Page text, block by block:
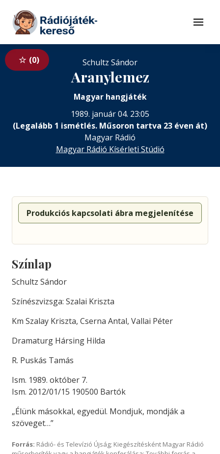
Tovább a tartalomhoz
Menü
0 Schultz Sándor
Aranylemez
Magyar hangjáték
1989. január 04. 23:05
(Legalább 1 ismétlés. Műsoron tartva 23 éven át)
Magyar Rádió
Magyar Rádió Kísérleti Stúdió
Produkciós kapcsolati ábra megjelenítése
Színlap
Schultz Sándor
Színészvizsga: Szalai Kriszta
Km Szalay Kriszta, Cserna Antal, Vallai Péter
Dramaturg Hársing Hilda
R. Puskás Tamás
Ism. 1989. október 7.
Ism. 2012/01/15 190500 Bartók
„Élünk másokkal, egyedül. Mondjuk, mondják a
szöveget…”
Forrás: Rádió- és Televízió Újság; Kiegészítésként Magyar Rádió